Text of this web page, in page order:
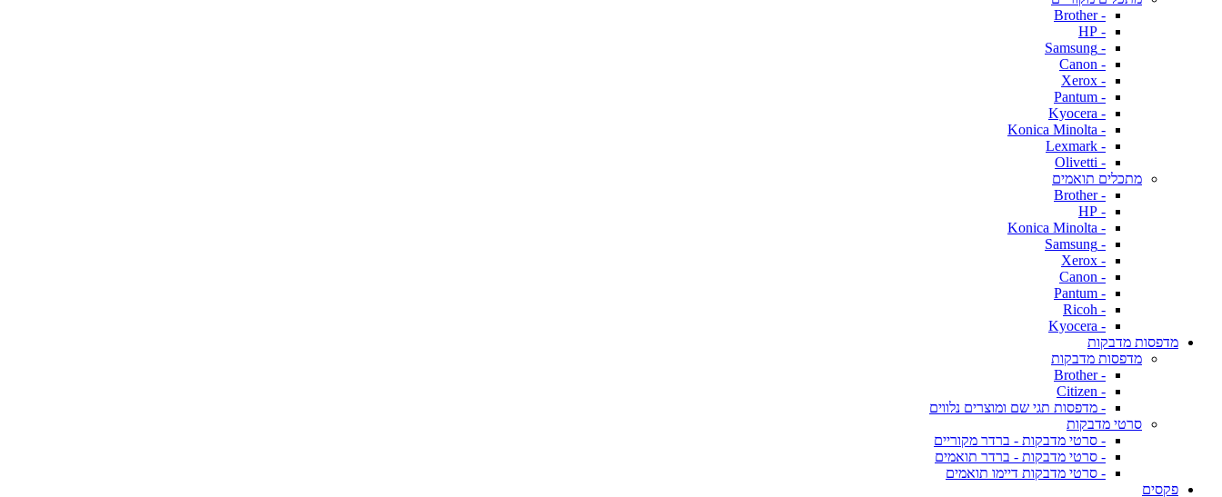
- Brother
- HP
- Samsung
- Canon
- Xerox
- Pantum
- Kyocera
- Konica Minolta
- Lexmark
- Olivetti
מתכלים תואמים
- Brother
- HP
- Konica Minolta
- Samsung
- Xerox
- Canon
- Pantum
- Ricoh
- Kyocera
מדפסות מדבקות
מדפסות מדבקות
- Brother
- Citizen
- מדפסות תגי שם ומוצרים נלווים
סרטי מדבקות
- סרטי מדבקות - ברדר מקוריים
- סרטי מדבקות - ברדר תואמים
- סרטי מדבקות דיימו תואמים
פקסים